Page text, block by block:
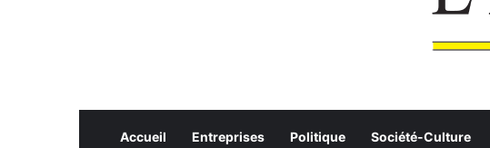
Accueil Entreprises Politique Société-Culture